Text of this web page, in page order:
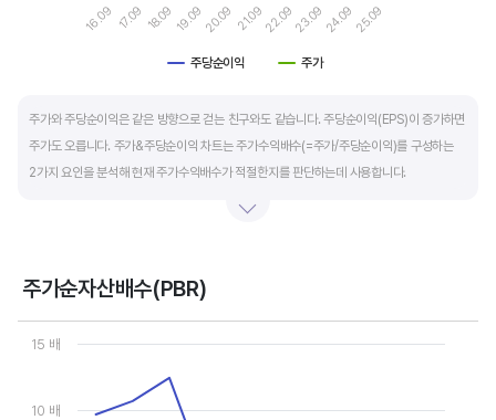
주당순이익 주가
16.09 17.09 18.09 19.0920.09 21.0922.0923.0924.0925.09
주가와 주당순이익은 같은 방향으로 걷는 친구와도 같습니다. 주당순이익(EPS)이 증가하면
주가도 오릅니다. 주가&주당순이익 차트는 주가수익배수(=주가/주당순이익)를 구성하는
2가지 요인을 분석해 현재 주가수익배수가 적절한지를 판단하는데 사용합니다.
- 매수 검토 : 주당순이익 증가, 주가 상승
- 매도 검토 : 주당순이익 감소, 주가 횡보 또는 하락
주당순이익이 증가해도 시장 전체적인 악재로 주가가 급락하면 좋은 매수 기회가 됩니다.
주가수익배수(PER) 차트와 함께 분석하면 더 유용합니다.
주가순자산배수(PBR)
Chart
Line chart with 10 data points.
The chart has 1 X axis displaying categories.
The chart has 1 Y axis displaying values. Data ranges from
10 배
15 배